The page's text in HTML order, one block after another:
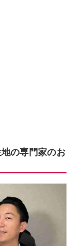
の専門家のお